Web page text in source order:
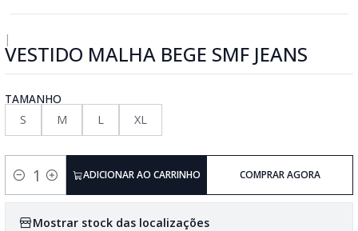
|
VESTIDO MALHA BEGE SMF JEANS
TAMANHO
S
M L XL
Quantidade
ADICIONAR AO CARRINHO COMPRAR AGORA
Mostrar stock das localizações